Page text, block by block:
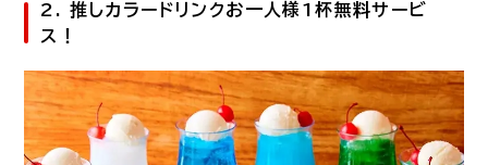
2. 推しカラードリンクお一人様1杯無料サービ
ス！